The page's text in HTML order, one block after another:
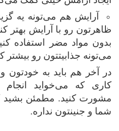
آرایش هم می‌تونه یه
ظاهرتون رو با آرایش بهتر
بدون مواد مضر استفاده
می‌تونه جذابیتتون رو بیشتر
در آخر هم باید به خودتون
کاری که می‌خواید انجام
مشورت کنید. مطمئن بشید
شما و جنینتون نداره.